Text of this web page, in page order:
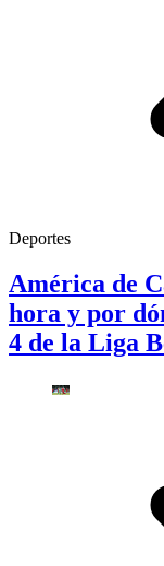
Deportes
América de
hora y por
4 de la Liga